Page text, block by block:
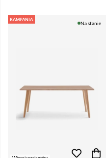
KAMPANIA
Na stanie